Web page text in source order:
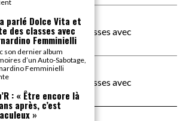
à l'o tiededans
Vita et lutte des classes avec
dans
Vita et lutte des classes avec
parlé Dolce Vita et
des classes avec
Femminielli
son dernier album
d’un Auto-Sabotage,
Femminielli
: « Être encore là
après, c’est
»